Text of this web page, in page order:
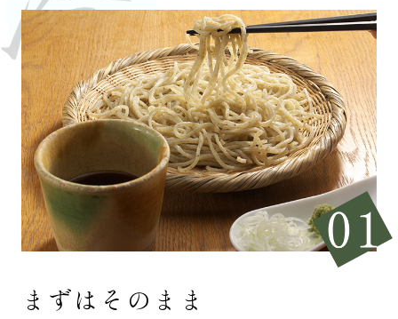
まずはそのまま